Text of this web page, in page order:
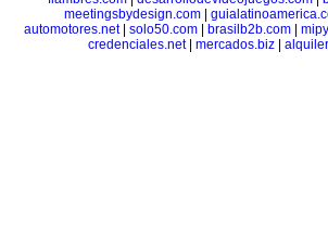
meetingsbydesign.com
automotores.net| solo50.com brasilb2b.com
credenciales.net| mercados.biz|